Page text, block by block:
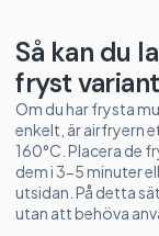
Så kan du
fryst variant
Om du har frysta
enkelt, är airfryern
160°C. Placera de
dem i 3-5 minuter
utsidan. På detta
utan att behöva